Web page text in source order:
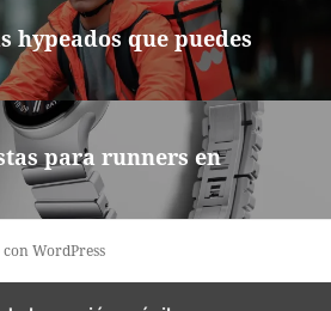
hypeados que puedes
para runners en
con WordPress